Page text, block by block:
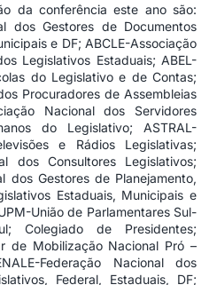
da conferência este ano são:
dos Gestores de Documentos
e DF; ABCLE-Associação
Legislativos Estaduais; ABEL-
do Legislativo e de Contas;
Procuradores de Assembleias
Nacional dos Servidores
do Legislativo; ASTRAL-
e Rádios Legislativas;
dos Consultores Legislativos;
dos Gestores de Planejamento,
Estaduais, Municipais e
União de Parlamentares Sul-
Colegiado de Presidentes;
de Mobilização Nacional Pró –
Federação Nacional dos
Federal, Estaduais, DF;